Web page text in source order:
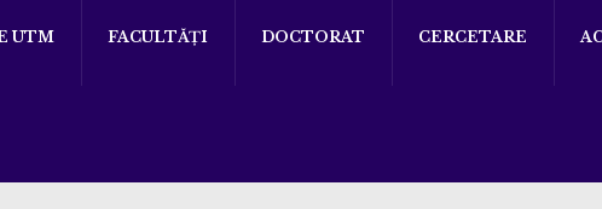
UTM FACULTĂȚI DOCTORAT CERCETARE